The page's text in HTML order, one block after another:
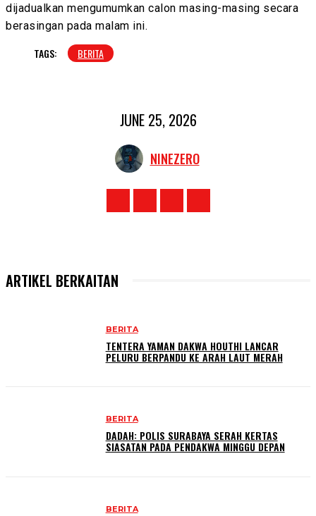
dijadualkan mengumumkan calon masing-masing secara
berasingan pada malam ini.
TAGS: BERITA
JUNE 25, 2026
NINEZERO
ARTIKEL BERKAITAN
BERITA
TENTERA YAMAN DAKWA HOUTHI LANCAR
PELURU BERPANDU KE ARAH LAUT MERAH
BERITA
DADAH: POLIS SURABAYA SERAH KERTAS
SIASATAN PADA PENDAKWA MINGGU DEPAN
BERITA